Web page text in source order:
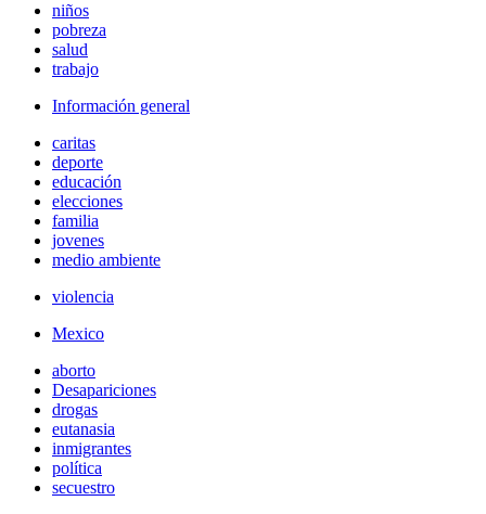
niños
pobreza
salud
trabajo
Información general
caritas
deporte
educación
elecciones
familia
jovenes
medio ambiente
violencia
Mexico
aborto
Desapariciones
drogas
eutanasia
inmigrantes
política
secuestro